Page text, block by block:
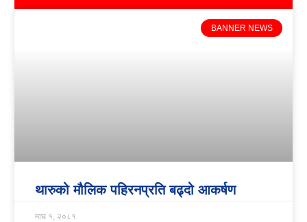
BANNER NEWS
थारुको मौलिक पहिरनप्रति बढ्दो आकर्षण
माघ १, २०८१